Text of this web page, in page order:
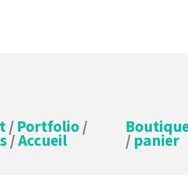
/ Portfolio /
/Accueil / panier